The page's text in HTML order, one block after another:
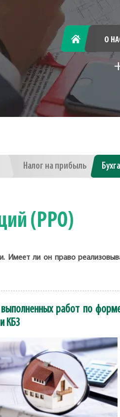
ГЛАВНАЯ О
Налог на прибыль
(PPO)
Имеет ли он право
работ по
КБ3